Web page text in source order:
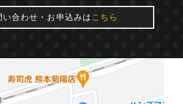
い合わせ・お申込みは こちら